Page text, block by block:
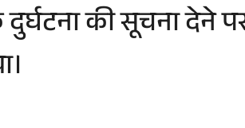
दुर्घटना की सूचना